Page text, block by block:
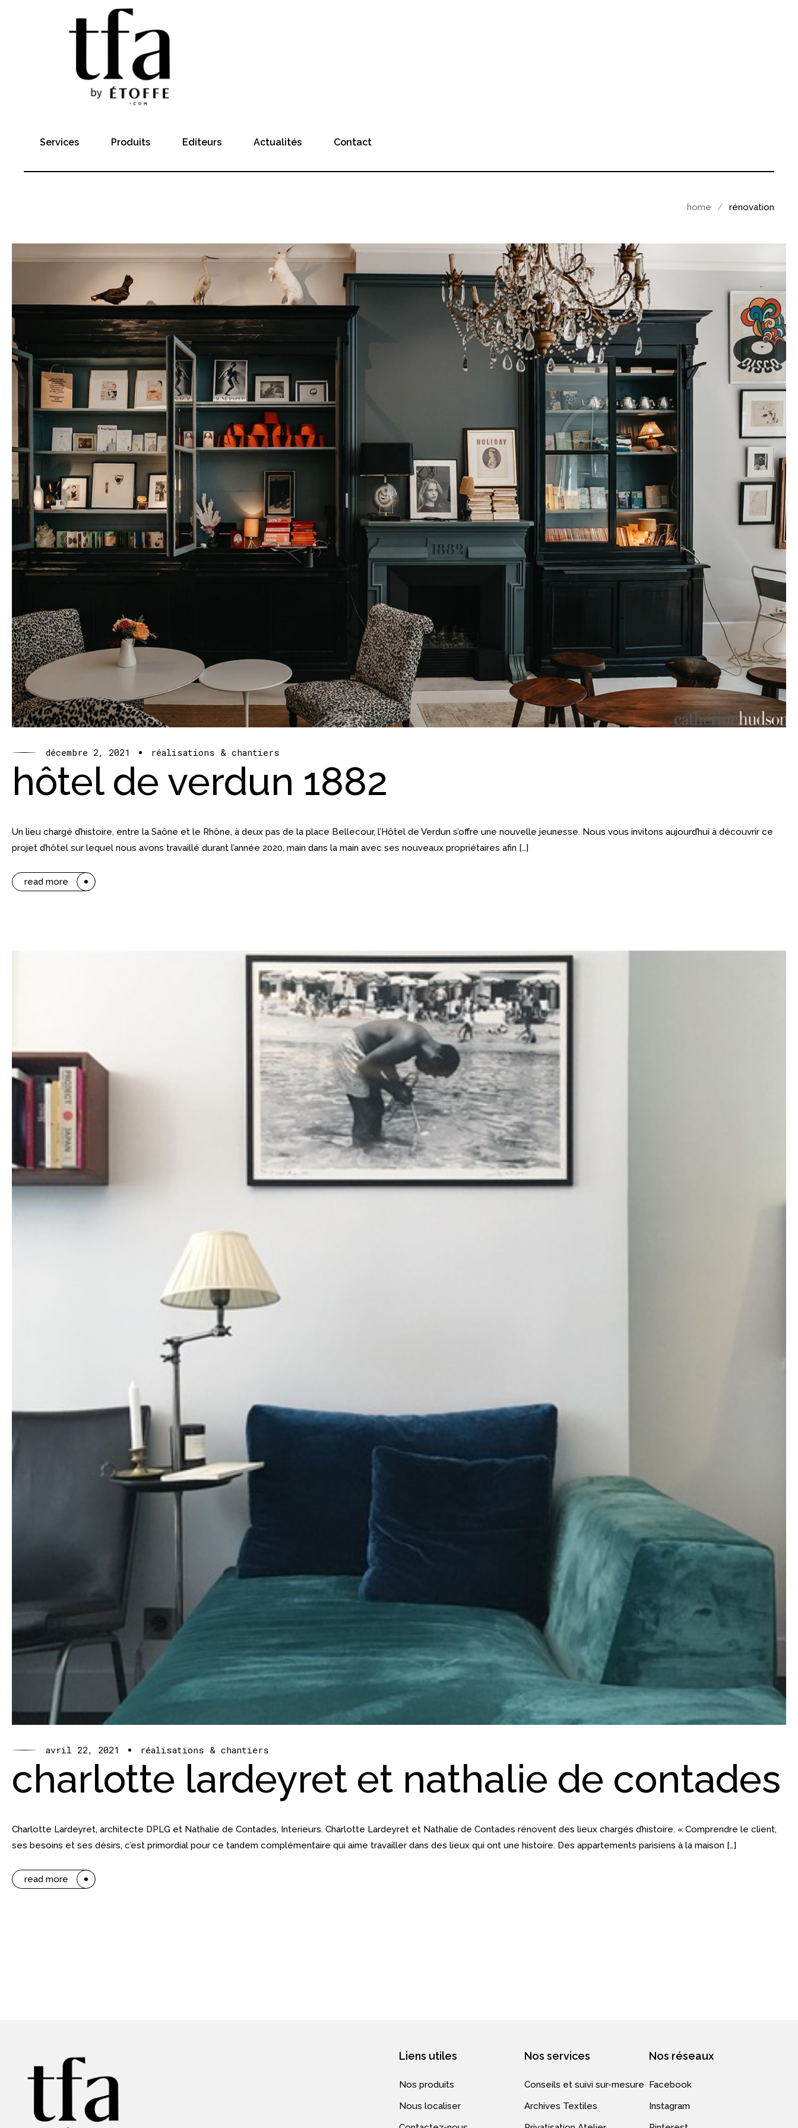
Services Produits Editeurs Actualités Contact
home rénovation
décembre 2, 2021 réalisations & chantiers
hôtel de verdun 1882
Un lieu chargé d’histoire, entre la Saône et le Rhône, à deux pas de la place Bellecour, l’Hôtel de Verdun s’offre une nouvelle jeunesse. Nous vous invitons aujourd’hui à découvrir ce
projet d’hôtel sur lequel nous avons travaillé durant l’année 2020, main dans la main avec ses nouveaux propriétaires afin […]
read more
avril 22, 2021 réalisations & chantiers
charlotte lardeyret et nathalie de contades
Charlotte Lardeyret, architecte DPLG et Nathalie de Contades, Interieurs. Charlotte Lardeyret et Nathalie de Contades rénovent des lieux chargés d’histoire. « Comprendre le client,
ses besoins et ses désirs, c’est primordial pour ce tandem complémentaire qui aime travailler dans des lieux qui ont une histoire. Des appartements parisiens à la maison […]
read more
Liens utiles
Nos produits
Nous localiser
Nos services
Conseils et suivi sur-mesure
Archives Textiles
Nos réseaux
Facebook
Instagram